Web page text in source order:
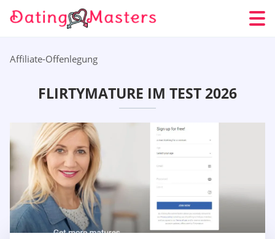
Affiliate-Offenlegung
FLIRTYMATURE IM TEST 2026